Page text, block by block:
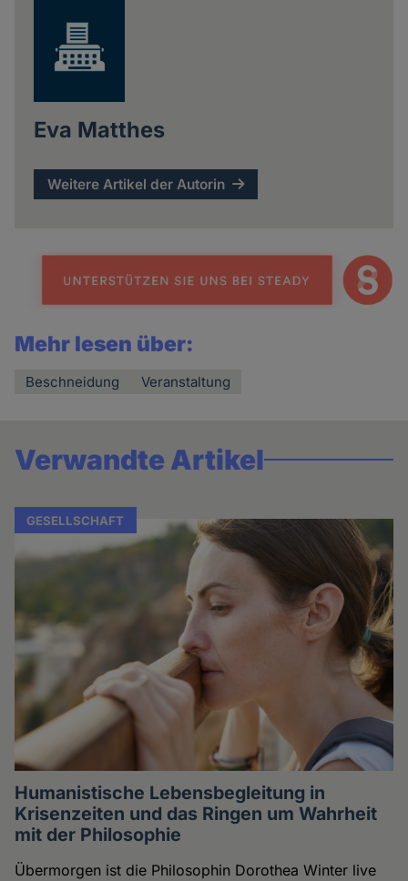
Eva Matthes
Weitere Artikel der Autorin
Mehr lesen über:
Beschneidung Veranstaltung
Verwandte Artikel
GESELLSCHAFT
Humanistische Lebensbegleitung in
Krisenzeiten und das Ringen um Wahrheit
mit der Philosophie
Übermorgen ist die Philosophin Dorothea Winter live